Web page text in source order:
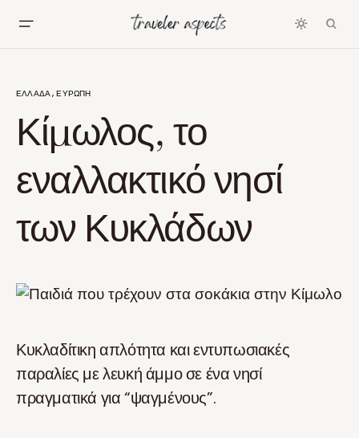
ΕΛΛΆΔΑ ΕΥΡΏΠΗ
Κίμωλος, το
εναλλακτικό νησί
των Κυκλάδων
Κυκλαδίτικη απλότητα και εντυπωσιακές
παραλίες με λευκή άμμο σε ένα νησί
πραγματικά για “ψαγμένους”.